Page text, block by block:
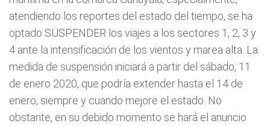
atendiendo los reportes del estado del tiempo, se ha
optado SUSPENDER los viajes a los sectores 1, 2, 3 y
4 ante la intensificación de los vientos y marea alta. La
medida de suspensión iniciará a partir del sábado, 11
de enero 2020, que podría extender hasta el 14 de
enero, siempre y cuando mejore el estado. No
obstante, en su debido momento se hará el anuncio